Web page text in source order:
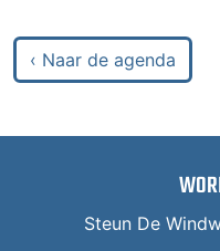
‹ Naar de agenda
Steun De